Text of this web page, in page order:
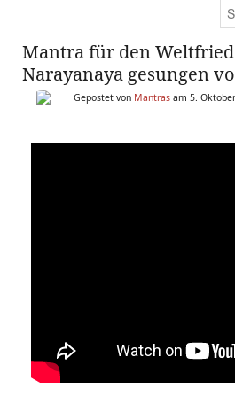
Mantra für den
Narayanaya gesungen
Gepostet von Mantras am 5.